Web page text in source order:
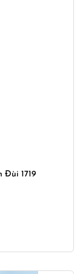
Đùi 1719